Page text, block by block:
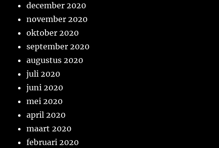
december 2020
november 2020
oktober 2020
september 2020
augustus 2020
juli 2020
juni 2020
mei 2020
april 2020
maart 2020
februari 2020